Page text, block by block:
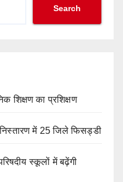
Search
शिक्षण का प्रशिक्षण
में 25 जिले फिसड्डी
स्कूलों में बढ़ेंगी